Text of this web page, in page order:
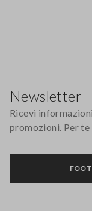
Newsletter
Ricevi
promozioni. Per